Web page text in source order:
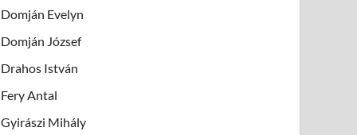
Domján Evelyn
Domján József
Drahos István
Fery Antal
Gyirászi Mihály